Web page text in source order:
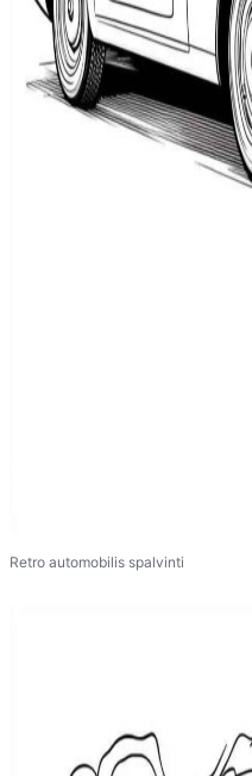
Retro automobilis spalvinti